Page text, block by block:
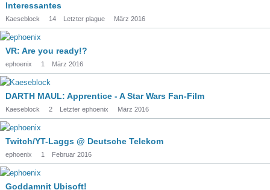
Interessantes
Kaeseblock 14 Letzter plague März 2016
VR: Are you ready!?
ephoenix 1 März 2016
DARTH MAUL: Apprentice - A Star Wars Fan-Film
Kaeseblock 2 Letzter ephoenix März 2016
Twitch/YT-Laggs @ Deutsche Telekom
ephoenix 1 Februar 2016
Goddamnit Ubisoft!